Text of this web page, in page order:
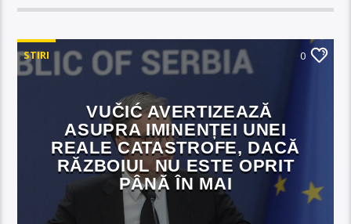
STIRI 0
VUČIĆ AVERTIZEAZĂ
ASUPRA IMINENȚEI UNEI
REALE CATASTROFE, DACĂ
RĂZBOIUL NU ESTE OPRIT
PÂNĂ ÎN MAI